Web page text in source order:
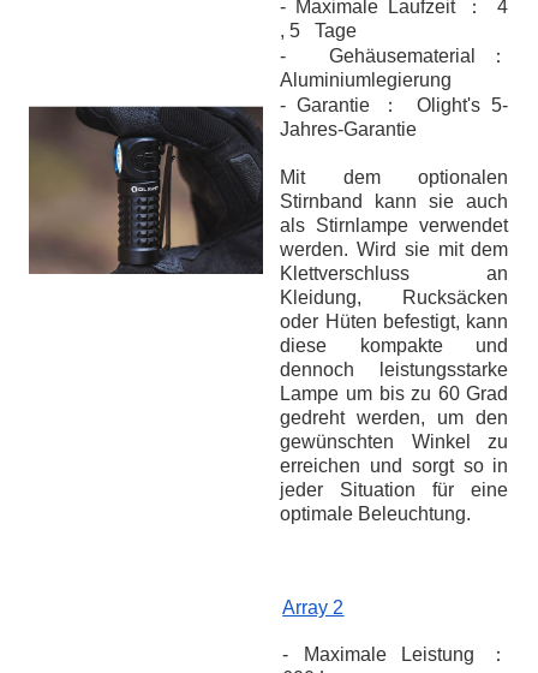
- Maximale Laufzeit ： 4
, 5 Tage
- Gehäusematerial ：
Aluminiumlegierung
- Garantie ： Olight's 5-
Jahres-Garantie
Mit dem optionalen
Stirnband kann sie auch
als Stirnlampe verwendet
werden. Wird sie mit dem
Klettverschluss an
Kleidung, Rucksäcken
oder Hüten befestigt, kann
diese kompakte und
dennoch leistungsstarke
Lampe um bis zu 60 Grad
gedreht werden, um den
gewünschten Winkel zu
erreichen und sorgt so in
jeder Situation für eine
optimale Beleuchtung.
Array 2
- Maximale Leistung ：